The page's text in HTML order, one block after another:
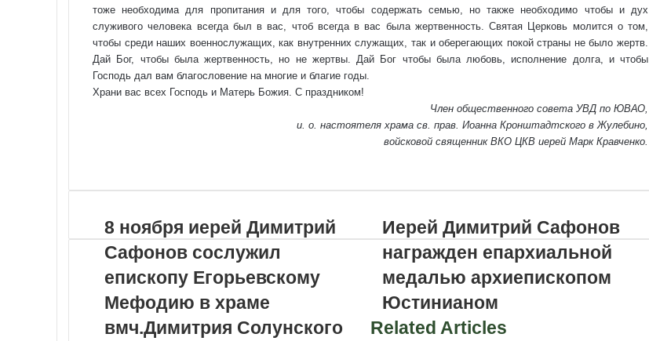
тоже необходима для пропитания и для того, чтобы содержать семью, но также необходимо чтобы и дух
служивого человека всегда был в вас, чтоб всегда в вас была жертвенность. Святая Церковь молится о том,
чтобы среди наших военнослужащих, как внутренних служащих, так и оберегающих покой страны не было жертв.
Дай Бог, чтобы была жертвенность, но не жертвы. Дай Бог чтобы была любовь, исполнение долга, и чтобы
Господь дал вам благословение на многие и благие годы.
Храни вас всех Господь и Матерь Божия. С праздником!
Член общественного совета УВД по ЮВАО,
и. о. настоятеля храма св. прав. Иоанна Кронштадтского в Жулебино,
войсковой священник ВКО ЦКВ иерей Марк Кравченко.
почте
8 ноября иерей Димитрий
Сафонов сослужил
епископу Егорьевскому
Мефодию в храме
вмч.Димитрия Солунского
Иерей Димитрий Сафонов
награжден епархиальной
медалью архиепископом
Юстинианом
Related Articles